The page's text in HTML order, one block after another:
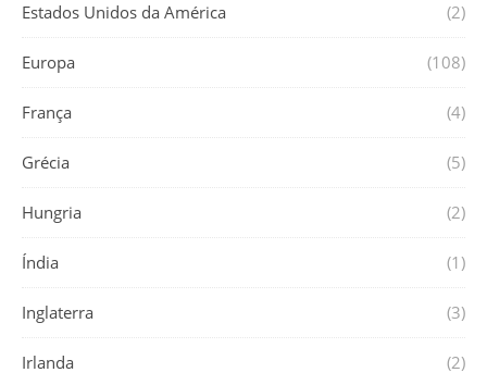
Estados Unidos da América (2)
Europa (108)
França (4)
Grécia (5)
Hungria (2)
Índia (1)
Inglaterra (3)
Irlanda (2)